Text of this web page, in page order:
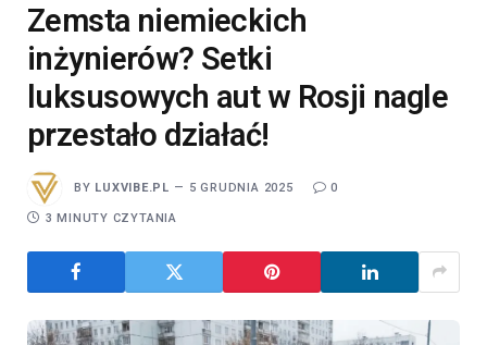
Zemsta niemieckich
inżynierów? Setki
luksusowych aut w Rosji nagle
przestało działać!
BY LUXVIBE.PL 5 GRUDNIA 2025 0
3 MINUTY CZYTANIA